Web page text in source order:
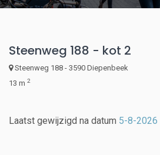
Steenweg 188 - kot 2
Steenweg 188 - 3590 Diepenbeek
13 m 2
Laatst gewijzigd na datum 5-8-2026